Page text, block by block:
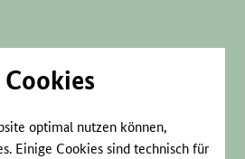
optimal nutzen können,
Einige Cookies sind technisch für